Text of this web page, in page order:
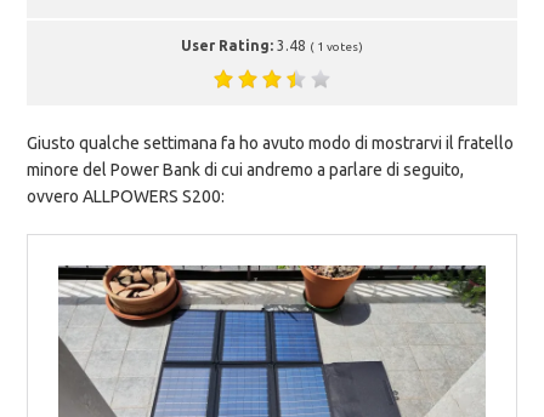
User Rating: 3.48 ( 1 votes)
Giusto qualche settimana fa ho avuto modo di mostrarvi il fratello
minore del Power Bank di cui andremo a parlare di seguito,
ovvero ALLPOWERS S200: